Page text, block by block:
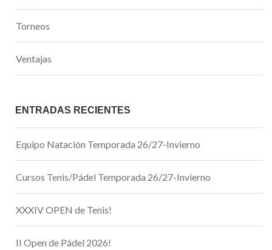
Torneos
Ventajas
ENTRADAS RECIENTES
Equipo Natación Temporada 26/27-Invierno
Cursos Tenis/Pádel Temporada 26/27-Invierno
XXXIV OPEN de Tenis!
II Open de Pádel 2026!